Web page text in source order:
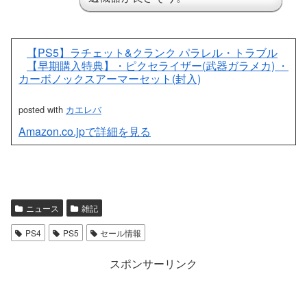
【PS5】ラチェット&クランク パラレル・トラブル
【早期購入特典】・ピクセライザー(武器ガラメカ) ・
カーボノックスアーマーセット(封入)
posted with カエレバ
Amazon.co.jpで詳細を見る
ニュース 雑記
PS4 PS5 セール情報
スポンサーリンク